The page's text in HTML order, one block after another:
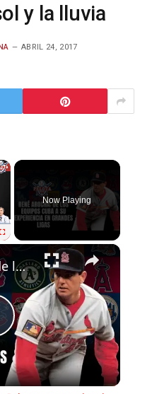
y la lluvia
ABRIL 24, 2017
Now Playing
Video
René Arocha: de los equipos Cuba a su experiencia en Grandes Ligas